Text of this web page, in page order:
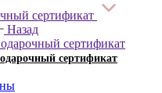
сертификат
Назад
сертификат
сертификат